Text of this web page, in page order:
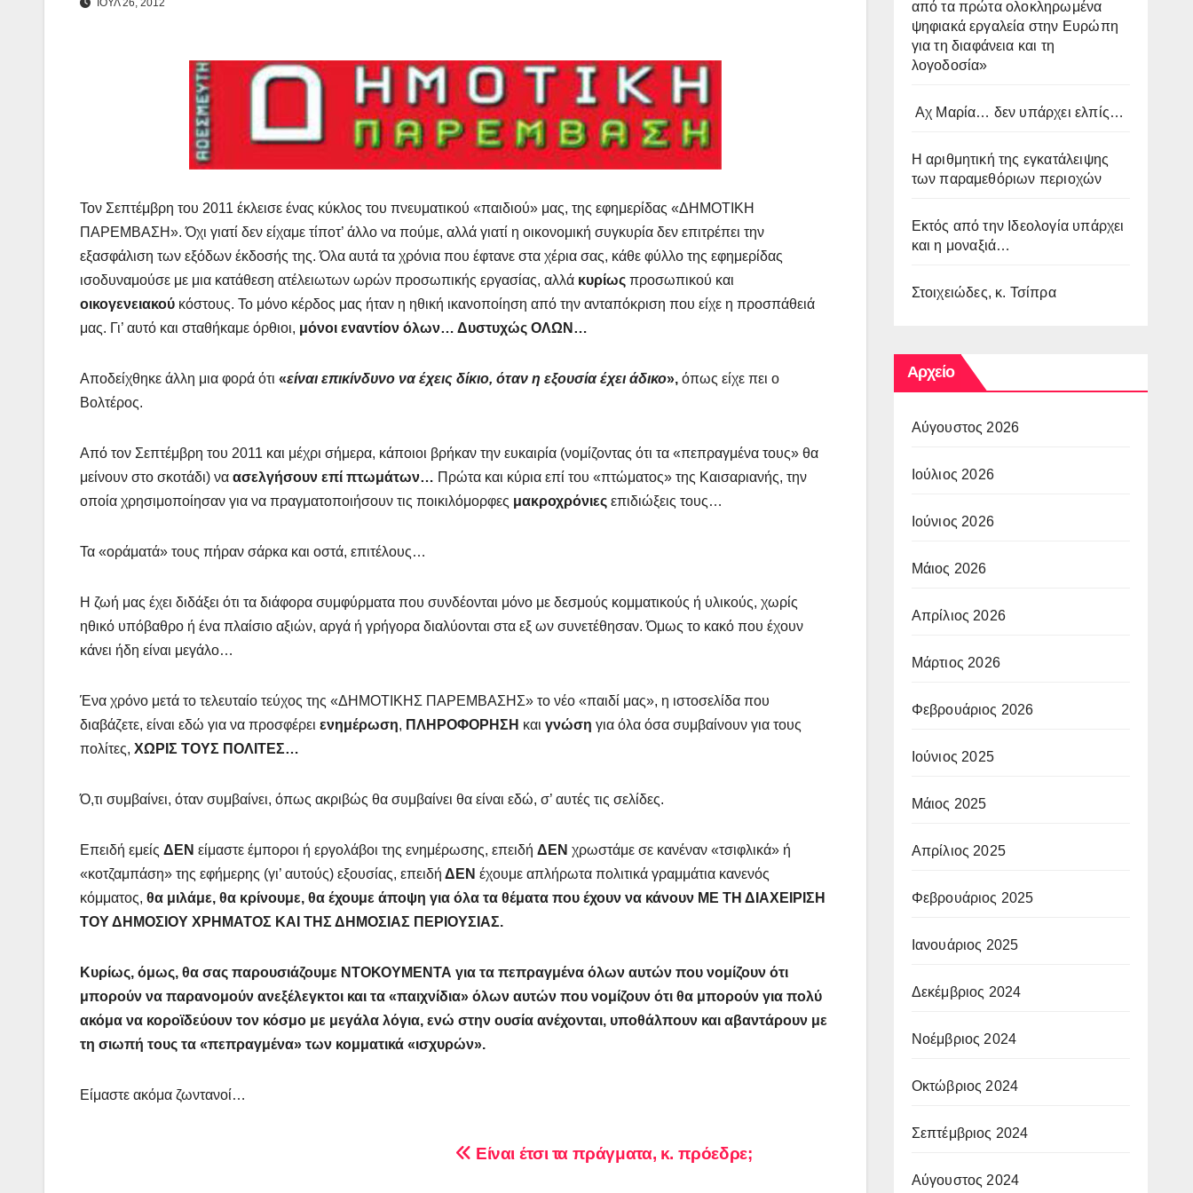
ΙΟΥΛ 26, 2012
Τον Σεπτέμβρη του 2011 έκλεισε ένας κύκλος του πνευματικού «παιδιού» μας, της εφημερίδας «ΔΗΜΟΤΙΚΗ
ΠΑΡΕΜΒΑΣΗ». Όχι γιατί δεν είχαμε τίποτ’ άλλο να πούμε, αλλά γιατί η οικονομική συγκυρία δεν επιτρέπει την
εξασφάλιση των εξόδων έκδοσής της. Όλα αυτά τα χρόνια που έφτανε στα χέρια σας, κάθε φύλλο της εφημερίδας
ισοδυναμούσε με μια κατάθεση ατέλειωτων ωρών προσωπικής εργασίας, αλλά κυρίως προσωπικού και
οικογενειακού κόστους. Το μόνο κέρδος μας ήταν η ηθική ικανοποίηση από την ανταπόκριση που είχε η προσπάθειά
μας. Γι’ αυτό και σταθήκαμε όρθιοι, μόνοι εναντίον όλων… Δυστυχώς ΟΛΩΝ…
Αποδείχθηκε άλλη μια φορά ότι «είναι επικίνδυνο να έχεις δίκιο, όταν η εξουσία έχει άδικο», όπως είχε πει ο
Βολτέρος.
Από τον Σεπτέμβρη του 2011 και μέχρι σήμερα, κάποιοι βρήκαν την ευκαιρία (νομίζοντας ότι τα «πεπραγμένα τους» θα
μείνουν στο σκοτάδι) να ασελγήσουν επί πτωμάτων… Πρώτα και κύρια επί του «πτώματος» της Καισαριανής, την
οποία χρησιμοποίησαν για να πραγματοποιήσουν τις ποικιλόμορφες μακροχρόνιες επιδιώξεις τους…
Τα «οράματά» τους πήραν σάρκα και οστά, επιτέλους…
Η ζωή μας έχει διδάξει ότι τα διάφορα συμφύρματα που συνδέονται μόνο με δεσμούς κομματικούς ή υλικούς, χωρίς
ηθικό υπόβαθρο ή ένα πλαίσιο αξιών, αργά ή γρήγορα διαλύονται στα εξ ων συνετέθησαν. Όμως το κακό που έχουν
κάνει ήδη είναι μεγάλο…
Ένα χρόνο μετά το τελευταίο τεύχος της «ΔΗΜΟΤΙΚΗΣ ΠΑΡΕΜΒΑΣΗΣ» το νέο «παιδί μας», η ιστοσελίδα που
διαβάζετε, είναι εδώ για να προσφέρει ενημέρωση, ΠΛΗΡΟΦΟΡΗΣΗ και γνώση για όλα όσα συμβαίνουν για τους
πολίτες, ΧΩΡΙΣ ΤΟΥΣ ΠΟΛΙΤΕΣ…
Ό,τι συμβαίνει, όταν συμβαίνει, όπως ακριβώς θα συμβαίνει θα είναι εδώ, σ’ αυτές τις σελίδες.
Επειδή εμείς ΔΕΝ είμαστε έμποροι ή εργολάβοι της ενημέρωσης, επειδή ΔΕΝ χρωστάμε σε κανέναν «τσιφλικά» ή
«κοτζαμπάση» της εφήμερης (γι’ αυτούς) εξουσίας, επειδή ΔΕΝ έχουμε απλήρωτα πολιτικά γραμμάτια κανενός
κόμματος, θα μιλάμε, θα κρίνουμε, θα έχουμε άποψη για όλα τα θέματα που έχουν να κάνουν ΜΕ ΤΗ ΔΙΑΧΕΙΡΙΣΗ
ΤΟΥ ΔΗΜΟΣΙΟΥ ΧΡΗΜΑΤΟΣ ΚΑΙ ΤΗΣ ΔΗΜΟΣΙΑΣ ΠΕΡΙΟΥΣΙΑΣ.
Κυρίως, όμως, θα σας παρουσιάζουμε ΝΤΟΚΟΥΜΕΝΤΑ για τα πεπραγμένα όλων αυτών που νομίζουν ότι
μπορούν να παρανομούν ανεξέλεγκτοι και τα «παιχνίδια» όλων αυτών που νομίζουν ότι θα μπορούν για πολύ
ακόμα να κοροϊδεύουν τον κόσμο με μεγάλα λόγια, ενώ στην ουσία ανέχονται, υποθάλπουν και αβαντάρουν με
τη σιωπή τους τα «πεπραγμένα» των κομματικά «ισχυρών».
Είμαστε ακόμα ζωντανοί…
Είναι έτσι τα πράγματα, κ. πρόεδρε;
από τα πρώτα ολοκληρωμένα
ψηφιακά εργαλεία στην Ευρώπη
για τη διαφάνεια και τη
λογοδοσία»
Αχ Μαρία… δεν υπάρχει ελπίς…
Η αριθμητική της εγκατάλειψης
των παραμεθόριων περιοχών
Εκτός από την Ιδεολογία υπάρχει
και η μοναξιά…
Στοιχειώδες, κ. Τσίπρα
Αρχείο
Αύγουστος 2026
Ιούλιος 2026
Ιούνιος 2026
Μάιος 2026
Απρίλιος 2026
Μάρτιος 2026
Φεβρουάριος 2026
Ιούνιος 2025
Μάιος 2025
Απρίλιος 2025
Φεβρουάριος 2025
Ιανουάριος 2025
Δεκέμβριος 2024
Νοέμβριος 2024
Οκτώβριος 2024
Σεπτέμβριος 2024
Αύγουστος 2024